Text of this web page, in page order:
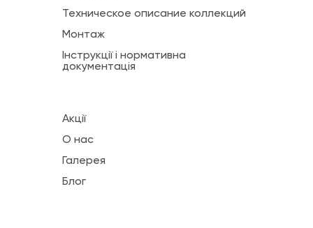
Техническое описание коллекций
Монтаж
Інструкції і нормативна
документація
Акції
О нас
Галерея
Блог